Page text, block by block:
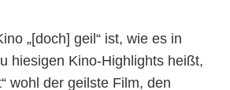
„[doch] geil“ ist, wie es in
hiesigen Kino-Highlights heißt,
wohl der geilste Film, den